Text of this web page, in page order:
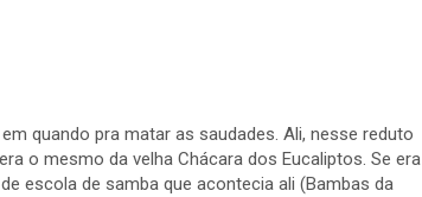
quando pra matar as saudades. Ali, nesse reduto
o mesmo da velha Chácara dos Eucaliptos. Se era
escola de samba que acontecia ali (Bambas da